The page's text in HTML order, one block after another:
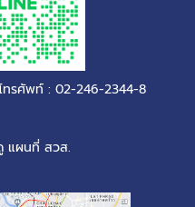
ทรศัพท์ : 02-246-2344-8
แผนที่ สวส.